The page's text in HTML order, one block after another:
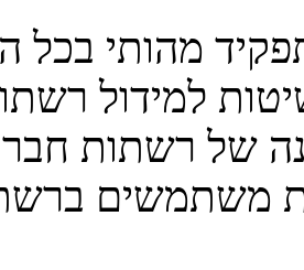
מהותי בכל
למידול
של רשתות